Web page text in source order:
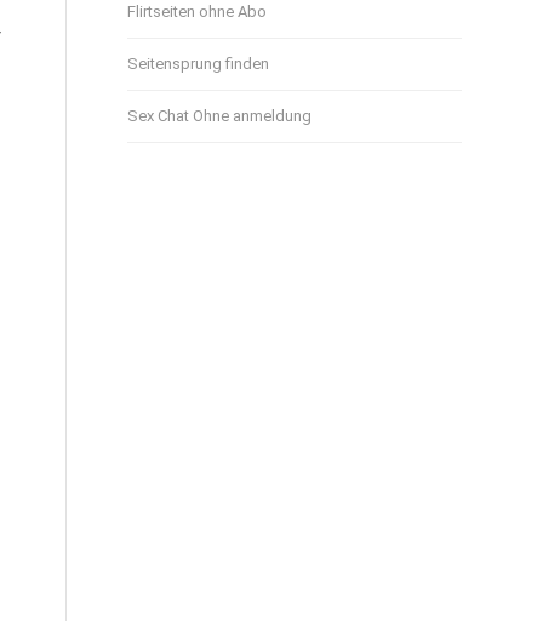
Flirtseiten ohne Abo
Seitensprung finden
Sex Chat Ohne anmeldung